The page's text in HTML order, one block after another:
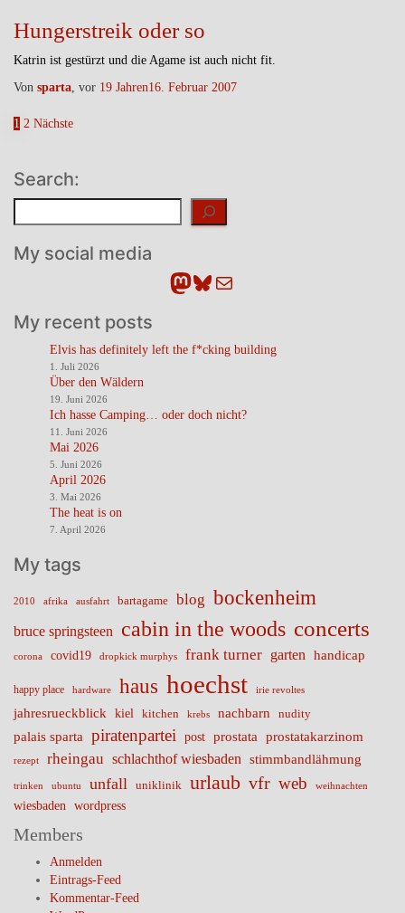
Hungerstreik oder so
Katrin ist gestürzt und die Agame ist auch nicht fit.
Von sparta, vor 19 Jahren16. Februar 2007
Seitennummerierung
Beiträge
1 2 Nächste
Search:
My social media
Mastodon
Bluesky
E-Mail
My recent posts
Elvis has definitely left the f*cking building
1. Juli 2026
Über den Wäldern
19. Juni 2026
Ich hasse Camping… oder doch nicht?
11. Juni 2026
Mai 2026
5. Juni 2026
April 2026
3. Mai 2026
The heat is on
7. April 2026
My tags
2010 afrika ausfahrt bartagame blog bockenheim
bruce springsteen cabin in the woods concerts
corona covid19 dropkick murphys frank turner garten handicap
happy place hardware haus hoechst irie revoltes
jahresrueckblick kiel kitchen krebs nachbarn nudity
palais sparta piratenpartei post prostata prostatakarzinom
rezept rheingau schlachthof wiesbaden stimmbandlähmung
trinken ubuntu unfall uniklinik urlaub vfr web weihnachten
wiesbaden wordpress
Members
Anmelden
Eintrags-Feed
Kommentar-Feed